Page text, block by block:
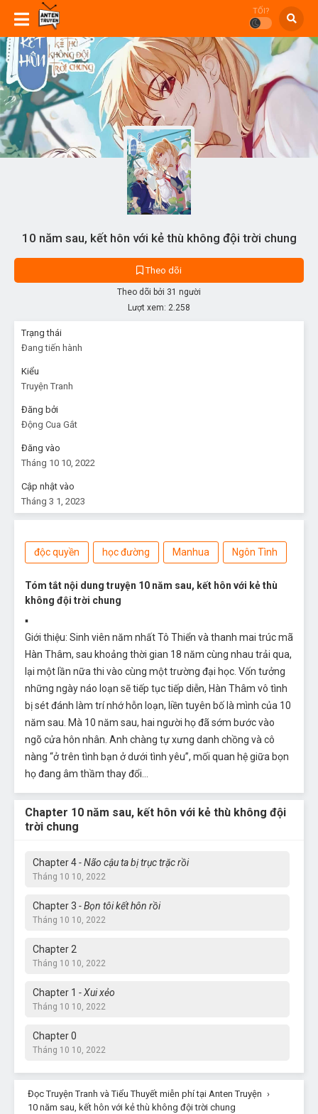
TỐI?
10 năm sau, kết hôn với kẻ thù không đội trời chung
Theo dõi
Theo dõi bởi 31 người
Lượt xem: 2.258
Trạng thái
Đang tiến hành
Kiểu
Truyện Tranh
Đăng bởi
Động Cua Gắt
Đăng vào
Tháng 10 10, 2022
Cập nhật vào
Tháng 3 1, 2023
độc quyền học đường Manhua Ngôn Tình
Tóm tắt nội dung truyện 10 năm sau, kết hôn với kẻ thù
không đội trời chung
▪︎
Giới thiệu: Sinh viên năm nhất Tô Thiển và thanh mai trúc mã
Hàn Thâm, sau khoảng thời gian 18 năm cùng nhau trải qua,
lại một lần nữa thi vào cùng một trường đại học. Vốn tưởng
những ngày náo loạn sẽ tiếp tục tiếp diễn, Hàn Thâm vô tình
bị sét đánh làm trí nhớ hỗn loạn, liền tuyên bố là mình của 10
năm sau. Mà 10 năm sau, hai người họ đã sớm bước vào
ngõ cửa hôn nhân. Anh chàng tự xưng danh chồng và cô
nàng “ở trên tình bạn ở dưới tình yêu”, mối quan hệ giữa bọn
họ đang âm thầm thay đổi…
Chapter 10 năm sau, kết hôn với kẻ thù không đội
trời chung
Chapter 4- Não cậu ta bị trục trặc rồi
Tháng 10 10, 2022
Chapter 3 - Bọn tôi kết hôn rồi
Tháng 10 10, 2022
Chapter 2
Tháng 10 10, 2022
Chapter 1 - Xui xẻo
Tháng 10 10, 2022
Chapter 0
Tháng 10 10, 2022
Đọc Truyện Tranh và Tiểu Thuyết miễn phí tại Anten Truyện ›
10 năm sau, kết hôn với kẻ thù không đội trời chung